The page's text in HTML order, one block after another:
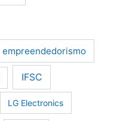
empreendedorismo
IFSC
LG Electronics